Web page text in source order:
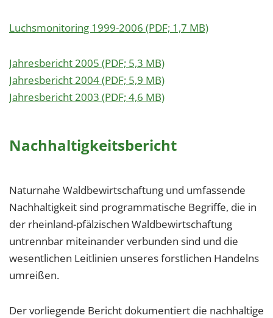
Luchsmonitoring 1999-2006 (PDF; 1,7 MB)
Jahresbericht 2005 (PDF; 5,3 MB)
Jahresbericht 2004 (PDF; 5,9 MB)
Jahresbericht 2003 (PDF; 4,6 MB)
Nachhaltigkeitsbericht
Naturnahe Waldbewirtschaftung und umfassende
Nachhaltigkeit sind programmatische Begriffe, die in
der rheinland-pfälzischen Waldbewirtschaftung
untrennbar miteinander verbunden sind und die
wesentlichen Leitlinien unseres forstlichen Handelns
umreißen.
Der vorliegende Bericht dokumentiert die nachhaltige